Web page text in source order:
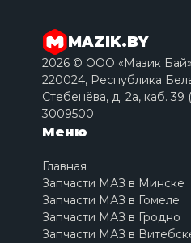
MAZIK.BY
2026 © ООО «Мазик
220024, Республика
Стебенёва, д. 2a, каб.
3009500
Меню
Главная
Запчасти МАЗ в Минске
Запчасти МАЗ в Гомеле
Запчасти МАЗ в Гродно
Запчасти МАЗ в